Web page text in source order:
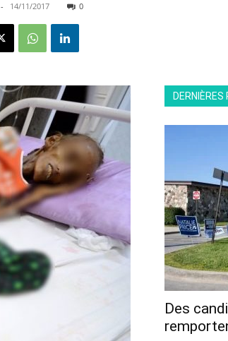
- 14/11/2017 0
Des